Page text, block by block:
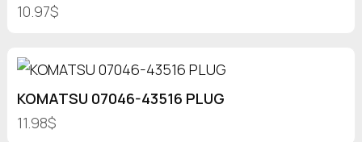
10.97$
KOMATSU 07046-43516 PLUG
11.98$